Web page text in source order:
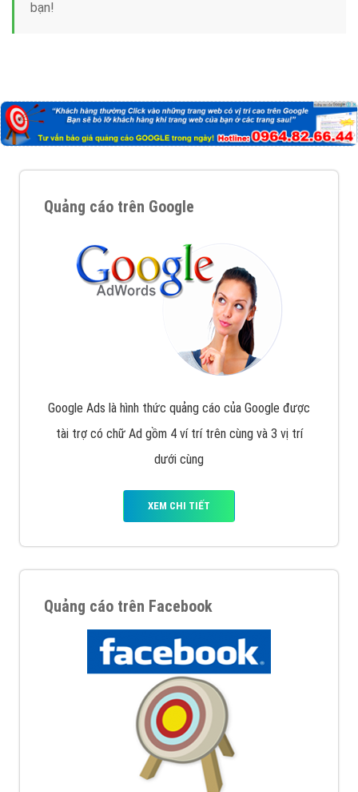
bạn!
Quảng cáo trên Google
Google Ads là hình thức quảng cáo của Google được
tài trợ có chữ Ad gồm 4 ví trí trên cùng và 3 vị trí
dưới cùng
XEM CHI TIẾT
Quảng cáo trên Facebook